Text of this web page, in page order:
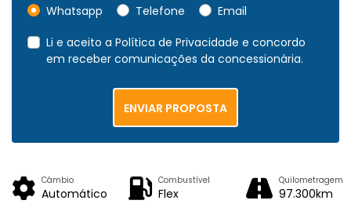
Whatsapp
Telefone
Email
Li e aceito a Política de Privacidade e concordo
em receber comunicações da concessionária.
ENVIAR PROPOSTA
Câmbio
Automático
Combustível
Flex
Quilometragem
97.300km